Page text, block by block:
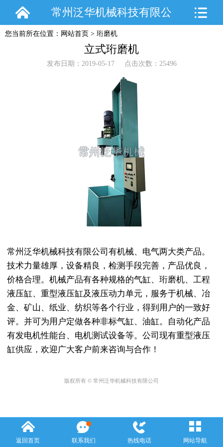
常州泛华机械科技有限公
司
您当前所在位置： 网站首页 > 珩磨机
立式珩磨机
发布日期：2019-05-17 点击次数：25496
常州泛华机械科技有限公司有机械、电气两大类产品。
技术力量雄厚，设备精良，检测手段完善，产品优良，
价格合理。机械产品有各种规格的气缸、珩磨机、工程
液压缸、重型液压缸及液压动力单元，服务于机械、冶
金、矿山、纸业、纺织等各个行业，得到用户的一致好
评。并可为用户定做各种非标气缸、油缸。自动化产品
有发电机性能台、电机测试设备等。公司现有重型液压
缸供应，欢迎广大客户前来咨询与合作！
版权所有 © 常州泛华机械科技有限公司
返回首页 联系我们 热线电话 网站导航